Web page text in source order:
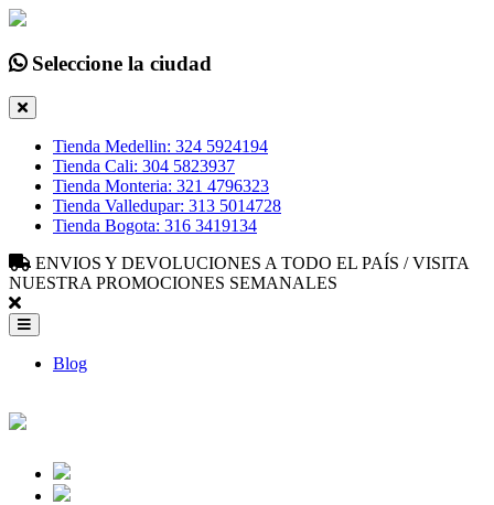
Seleccione la ciudad
Tienda Medellin: 324 5924194
Tienda Cali: 304 5823937
Tienda Monteria: 321 4796323
Tienda Valledupar: 313 5014728
Tienda Bogota: 316 3419134
ENVIOS Y DEVOLUCIONES A TODO EL PAÍS / VISITA
NUESTRA PROMOCIONES SEMANALES
Blog